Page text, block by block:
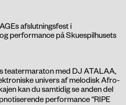
afslutningsfest i
performance på Skuespilhusets
teatermaraton med DJ ATALAA,
univers af melodisk Afro-
kan du samtidig se anden del
performance “RIPE